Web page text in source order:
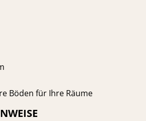
Böden für Ihre Räume